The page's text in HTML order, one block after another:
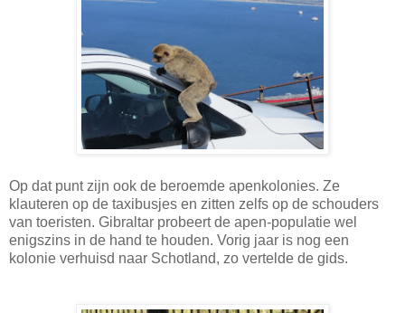
Op dat punt zijn ook de beroemde apenkolonies. Ze
klauteren op de taxibusjes en zitten zelfs op de schouders
van toeristen. Gibraltar probeert de apen-populatie wel
enigszins in de hand te houden. Vorig jaar is nog een
kolonie verhuisd naar Schotland, zo vertelde de gids.